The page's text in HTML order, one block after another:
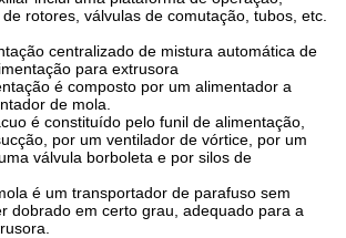
rotores, válvulas de comutação, tubos, etc.
centralizado de mistura automática de
para extrusora
é composto por um alimentador a
de mola.
é constituído pelo funil de alimentação,
por um ventilador de vórtice, por um
válvula borboleta e por silos de
é um transportador de parafuso sem
dobrado em certo grau, adequado para a